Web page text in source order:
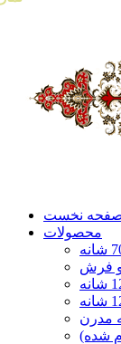
نخست
محصولات
فرش
مدرن
شده)